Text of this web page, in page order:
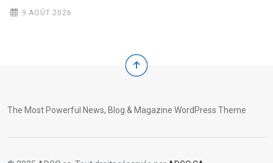
9 AOÛT 2026
The Most Powerful News, Blog & Magazine WordPress Theme